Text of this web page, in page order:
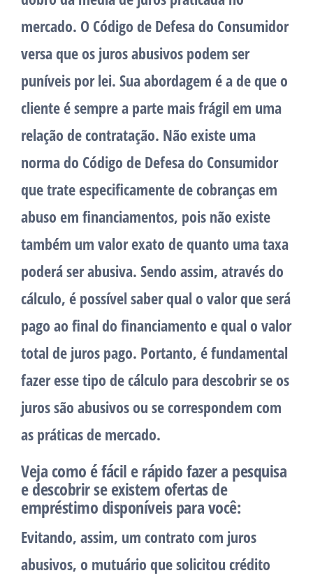
mercado. O Código de Defesa do Consumidor
versa que os juros abusivos podem ser
puníveis por lei. Sua abordagem é a de que o
cliente é sempre a parte mais frágil em uma
relação de contratação. Não existe uma
norma do Código de Defesa do Consumidor
que trate especificamente de cobranças em
abuso em financiamentos, pois não existe
também um valor exato de quanto uma taxa
poderá ser abusiva. Sendo assim, através do
cálculo, é possível saber qual o valor que será
pago ao final do financiamento e qual o valor
total de juros pago. Portanto, é fundamental
fazer esse tipo de cálculo para descobrir se os
juros são abusivos ou se correspondem com
as práticas de mercado.
Veja como é fácil e rápido fazer a pesquisa
e descobrir se existem ofertas de
empréstimo disponíveis para você:
Evitando, assim, um contrato com juros
abusivos, o mutuário que solicitou crédito